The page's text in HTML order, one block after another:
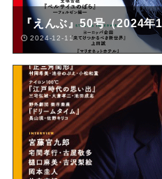
『えんぶ』50号（2024
2024-12-11